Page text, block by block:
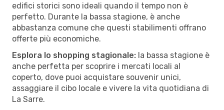
edifici storici sono ideali quando il tempo non è
perfetto. Durante la bassa stagione, è anche
abbastanza comune che questi stabilimenti offrano
offerte più economiche.
Esplora lo shopping stagionale: la bassa stagione è
anche perfetta per scoprire i mercati locali al
coperto, dove puoi acquistare souvenir unici,
assaggiare il cibo locale e vivere la vita quotidiana di
La Sarre.